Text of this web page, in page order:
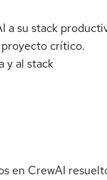
a su stack
crítico.
y al stack
en CrewAI